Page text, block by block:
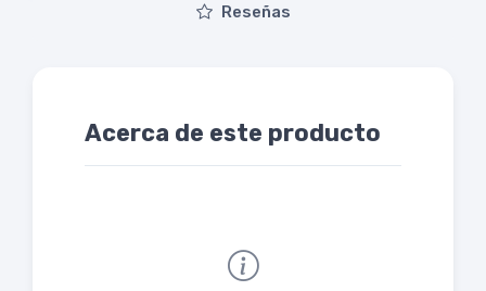
Reseñas
Acerca de este producto